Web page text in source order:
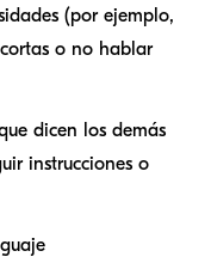
(por ejemplo,
o no hablar
dicen los demás
instrucciones o